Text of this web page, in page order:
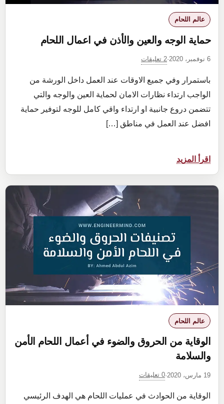
عالم اللحام
حماية الوجه والعين والأذن في اعمال اللحام
6 نوفمبر، 2020 ·2 تعليقات
باستمرار وفي جميع الاوقات عند العمل داخل الورشة من
الواجب ارتداء نظارات الامان لحماية العين والوجه والتي
تتضمن دروع جانبية او ارتداء واقي كامل للوجه لتوفير حماية
افضل عند العمل في مناطق […]
اقرأ المزيد
حماية
الوجه
والأذن
في
اعمال
اللحام
عالم اللحام
الوقاية من الحروق والضوء في أعمال اللحام الأمن
والسلامة
19 مارس، 2020 ·0 تعليقات
الوقاية من الحوادث في عمليات اللحام هي الهدف الرئيسي